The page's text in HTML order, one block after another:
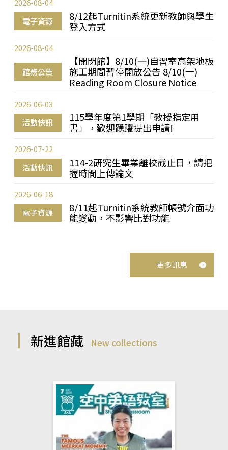
電子資源
8/12起Turnitin系統更新教師與學生
登入方式
2026-08-04
館務公告
【開閉館】8/10(一)自習室高架地板
施工期間暫停開放公告 8/10(一)
Reading Room Closure Notice
2026-08-04
活動快訊
115學年度第1學期「教授指定用
書」，歡迎踴躍提出申請!
2026-06-03
活動快訊
114-2研究生畢業離校截止日，請把
握時間上傳論文
2026-07-22
電子資源
8/11起Turnitin系統教師帳號介面功
能變動，不影響比對功能
2026-06-18
更多訊息
新進館藏 New collections